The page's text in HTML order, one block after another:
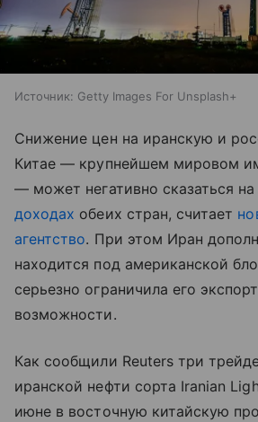
Источник: Getty Images For Unsplash+
Снижение цен на иранскую и
Китае — крупнейшем мировом
— может негативно сказаться
доходах обеих стран, считает
агентство. При этом Иран
находится под американской
серьезно ограничила его
возможности.
Как сообщили Reuters три
иранской нефти сорта Iranian
июне в восточную китайскую